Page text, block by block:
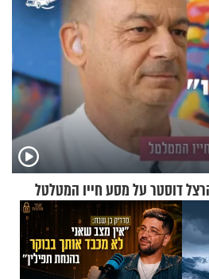
דוסטר על מסע חייו המטלטל